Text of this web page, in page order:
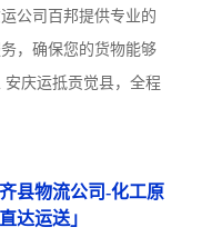
公司百邦提供专业的
，确保您的货物能够
安庆运抵贡觉县，全程
县物流公司-化工原
达运送」